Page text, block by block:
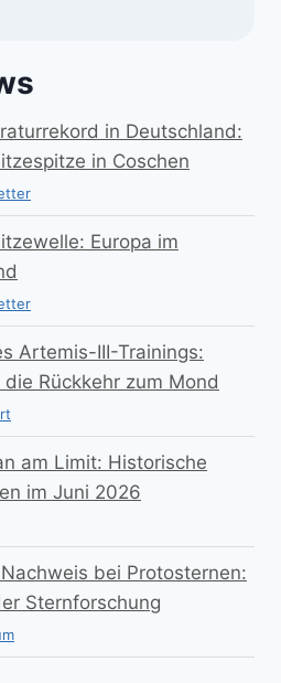
in Deutschland:
in Coschen
Europa im
Artemis-III-Trainings:
Rückkehr zum Mond
am Limit: Historische
im Juni 2026
bei Protosternen:
Sternforschung